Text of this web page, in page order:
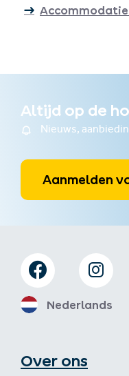
Altijd op de
Nieuws,
Aanmelden
Over ons
Nederlands